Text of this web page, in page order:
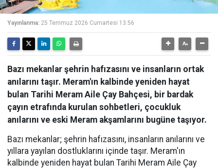
Yayınlanma: 25 Temmuz 2026 Cumartesi 13:56
Bazı mekanlar şehrin hafızasını ve insanların ortak
anılarını taşır. Meram'ın kalbinde yeniden hayat
bulan Tarihi Meram Aile Çay Bahçesi, bir bardak
çayın etrafında kurulan sohbetleri, çocukluk
anılarını ve eski Meram akşamlarını bugüne taşıyor.
Bazı mekanlar; şehrin hafızasını, insanların anılarını ve
yıllara yayılan dostluklarını içinde taşır. Meram'ın
kalbinde yeniden hayat bulan Tarihi Meram Aile Çay